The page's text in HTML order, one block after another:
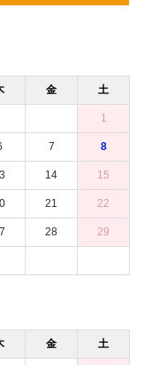
金 土
1
7 8
14 15
21 22
28 29
金 土